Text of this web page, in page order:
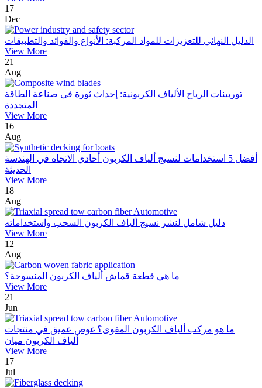
17
Dec
الدليل النهائي للتعزيزات للمواد المركبة: الأنواع والفوائد والتطبيقات
View More
21
Aug
توربينات الرياح الألياف الكربونية: إحداث ثورة في صناعة الطاقة
المتجددة
View More
16
Aug
أفضل 5 استخدامات لنسيج ألياف الكربون أحادي الاتجاه في الهندسة
الحديثة
View More
18
Aug
دليل شامل لنشر نسيج ألياف الكربون السحب واستخداماته
View More
12
Aug
ما هي قطعة قماش ألياف الكربون المنسوجة؟
View More
21
Jun
ما هو مركب ألياف الكربون المقوى؟ غوص عميق في منتجات
ألياف الكربون ميان
View More
17
Jul